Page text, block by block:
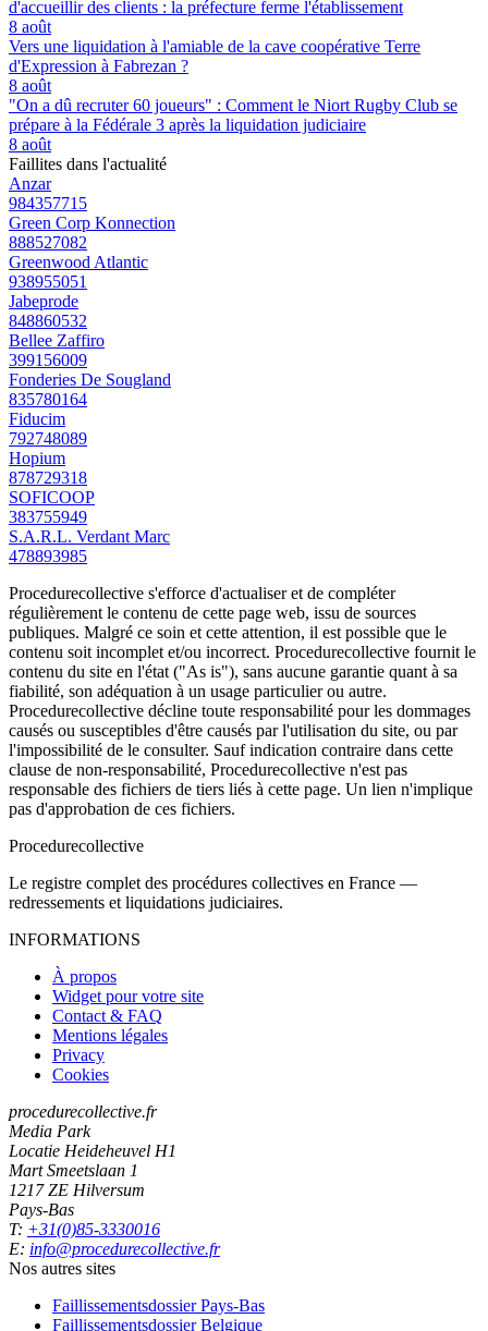
d'accueillir des clients : la préfecture ferme l'établissement
8 août
Vers une liquidation à l'amiable de la cave coopérative Terre
d'Expression à Fabrezan ?
8 août
"On a dû recruter 60 joueurs" : Comment le Niort Rugby Club se
prépare à la Fédérale 3 après la liquidation judiciaire
8 août
Faillites dans l'actualité
Anzar
984357715
Green Corp Konnection
888527082
Greenwood Atlantic
938955051
Jabeprode
848860532
Bellee Zaffiro
399156009
Fonderies De Sougland
835780164
Fiducim
792748089
Hopium
878729318
SOFICOOP
383755949
S.A.R.L. Verdant Marc
478893985
Procedurecollective s'efforce d'actualiser et de compléter
régulièrement le contenu de cette page web, issu de sources
publiques. Malgré ce soin et cette attention, il est possible que le
contenu soit incomplet et/ou incorrect. Procedurecollective fournit le
contenu du site en l'état ("As is"), sans aucune garantie quant à sa
fiabilité, son adéquation à un usage particulier ou autre.
Procedurecollective décline toute responsabilité pour les dommages
causés ou susceptibles d'être causés par l'utilisation du site, ou par
l'impossibilité de le consulter. Sauf indication contraire dans cette
clause de non-responsabilité, Procedurecollective n'est pas
responsable des fichiers de tiers liés à cette page. Un lien n'implique
pas d'approbation de ces fichiers.
Procedurecollective
Le registre complet des procédures collectives en France —
redressements et liquidations judiciaires.
INFORMATIONS
À propos
Widget pour votre site
Contact & FAQ
Mentions légales
Privacy
Cookies
procedurecollective.fr
Media Park
Locatie Heideheuvel H1
Mart Smeetslaan 1
1217 ZE Hilversum
Pays-Bas
T: +31(0)85-3330016
E: info@procedurecollective.fr
Nos autres sites
Faillissementsdossier Pays-Bas
Faillissementsdossier Belgique